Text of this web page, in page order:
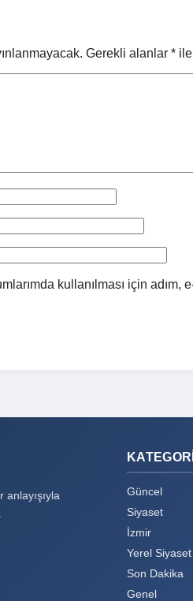
Gerekli alanlar *
kullanılması için adım,
anlayışıyla
Güncel
Siyaset
İzmir
Yerel Siyaset
Son Dakika
Genel